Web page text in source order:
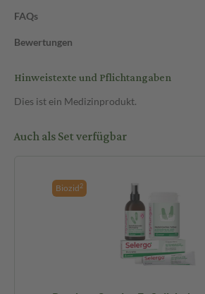
FAQs
Bewertungen
Hinweistexte und Pflichtangaben
Dies ist ein Medizinprodukt.
Auch als Set verfügbar
Biozid2